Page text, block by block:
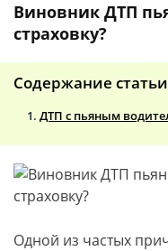
Виновник ДТП
страховку?
Содержание статьи
ДТП с пьяным
Одной из частых